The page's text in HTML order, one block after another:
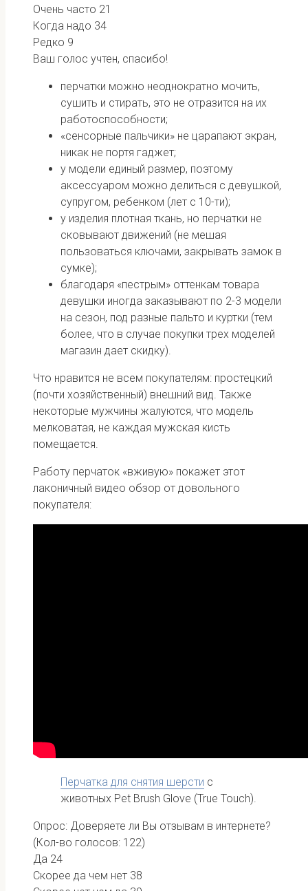
Очень часто 21
Когда надо 34
Редко 9
Ваш голос учтен, спасибо!
перчатки можно неоднократно мочить,
сушить и стирать, это не отразится на их
работоспособности;
«сенсорные пальчики» не царапают экран,
никак не портя гаджет;
у модели единый размер, поэтому
аксессуаром можно делиться с девушкой,
супругом, ребенком (лет с 10-ти);
у изделия плотная ткань, но перчатки не
сковывают движений (не мешая
пользоваться ключами, закрывать замок в
сумке);
благодаря «пестрым» оттенкам товара
девушки иногда заказывают по 2-3 модели
на сезон, под разные пальто и куртки (тем
более, что в случае покупки трех моделей
магазин дает скидку).
Что нравится не всем покупателям: простецкий
(почти хозяйственный) внешний вид. Также
некоторые мужчины жалуются, что модель
мелковатая, не каждая мужская кисть
помещается.
Работу перчаток «вживую» покажет этот
лаконичный видео обзор от довольного
покупателя:
Перчатка для снятия шерсти с
животных Pet Brush Glove (True Touch).
Опрос: Доверяете ли Вы отзывам в интернете?
(Кол-во голосов: 122)
Да 24
Скорее да чем нет 38